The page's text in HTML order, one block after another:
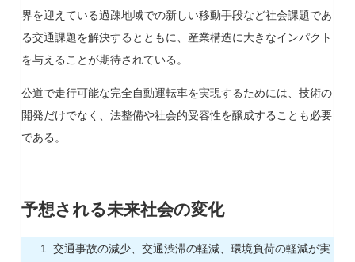
界を迎えている過疎地域での新しい移動手段など社会課題であ
る交通課題を解決するとともに、産業構造に大きなインパクト
を与えることが期待されている。
公道で走行可能な完全自動運転車を実現するためには、技術の
開発だけでなく、法整備や社会的受容性を醸成することも必要
である。
予想される未来社会の変化
交通事故の減少、交通渋滞の軽減、環境負荷の軽減が実